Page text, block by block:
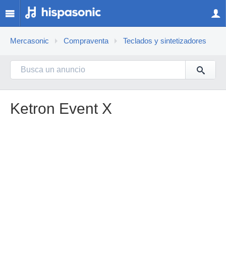
Mercasonic Compraventa Teclados y sintetizadores
Ketron Event X